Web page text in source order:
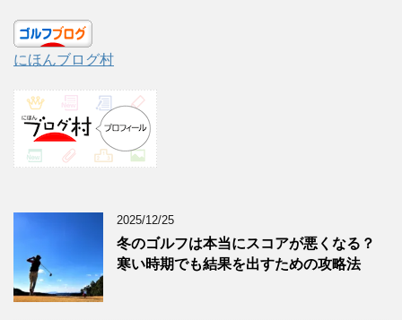
にほんブログ村
2025/12/25
冬のゴルフは本当にスコアが悪くなる？
寒い時期でも結果を出すための攻略法